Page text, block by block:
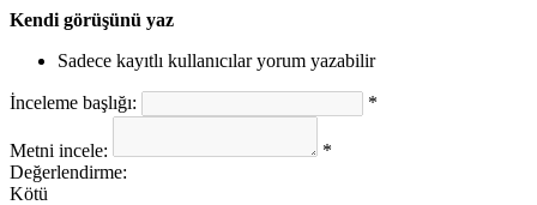
Kendi görüşünü yaz
Sadece kayıtlı kullanıcılar yorum yazabilir
İnceleme başlığı: *
Metni incele:
*
Değerlendirme:
Kötü